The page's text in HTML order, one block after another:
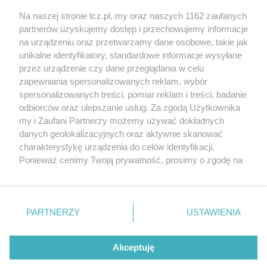
O FIRMIE POLITYKA PRYWATNOŚCI HOSTING
REKLAMA WSPÓŁPRACA RSS FACEBOOK KONTAKT
Nasze serwisy
Aktualności
Tcz24
Historia miasta
Muzyka i kultura
Archiwum wydarzeń
Zdjęcia miasta
Na naszej stronie tcz.pl, my oraz naszych 1162 zaufanych
partnerów uzyskujemy dostęp i przechowujemy informacje
na urządzeniu oraz przetwarzamy dane osobowe, takie jak
unikalne identyfikatory, standardowe informacje wysyłane
przez urządzenie czy dane przeglądania w celu
zapewniania spersonalizowanych reklam, wybór
spersonalizowanych treści, pomiar reklam i treści, badanie
odbiorców oraz ulepszanie usług. Za zgodą Użytkownika
my i Zaufani Partnerzy możemy używać dokładnych
danych geolokalizacyjnych oraz aktywnie skanować
charakterystykę urządzenia do celów identyfikacji.
Ponieważ cenimy Twoją prywatność, prosimy o zgodę na
znajdujący się w lewym dolnym rogu strony
. Niektóre
przetwarzaniu. Preferencje będą miały zastosowania tylko
PARTNERZY USTAWIENIA
Akceptuję